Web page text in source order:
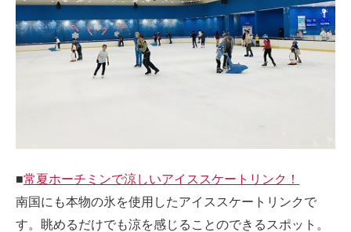
■常夏ホーチミンで涼しいアイススケートリンク！
南国にも本物の氷を使用したアイススケートリンクで
す。眺めるだけでも涼を感じることのできるスポット。